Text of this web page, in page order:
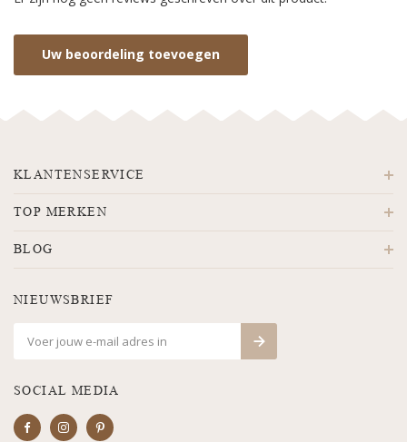
Uw beoordeling toevoegen
KLANTENSERVICE
TOP MERKEN
BLOG
NIEUWSBRIEF
SOCIAL MEDIA